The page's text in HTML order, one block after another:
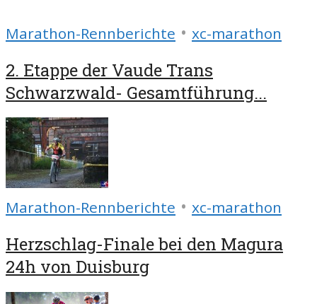
Marathon-Rennberichte • xc-marathon
2. Etappe der Vaude Trans
Schwarzwald- Gesamtführung...
Marathon-Rennberichte • xc-marathon
Herzschlag-Finale bei den Magura
24h von Duisburg